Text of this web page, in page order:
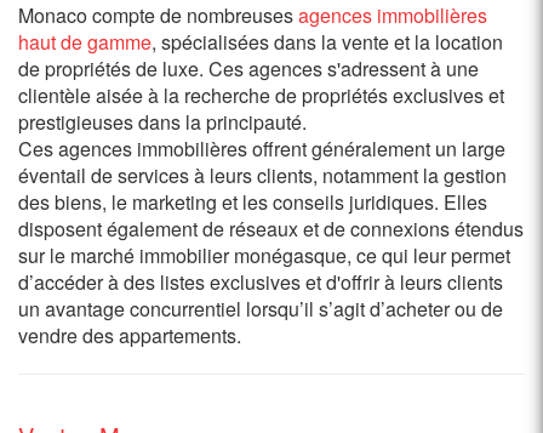
Monaco compte de nombreusesagences immobilières
haut de gamme, spécialisées dans la vente et la location
de propriétés de luxe. Ces agences s'adressent à une
clientèle aisée à la recherche de propriétés exclusives et
prestigieuses dans la principauté.
Ces agences immobilières offrent généralement un large
éventail de services à leurs clients, notamment la gestion
des biens, le marketing et les conseils juridiques. Elles
disposent également de réseaux et de connexions étendus
sur le marché immobilier monégasque, ce qui leur permet
d’accéder à des listes exclusives et d'offrir à leurs clients
un avantage concurrentiel lorsqu’il s’agit d’acheter ou de
vendre des appartements.